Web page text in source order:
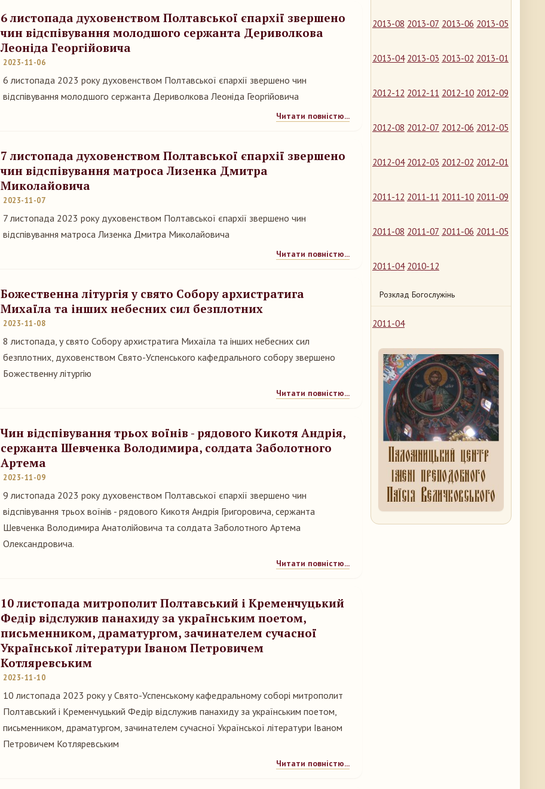
2013-08 2013-07 2013-06 2013-05
2013-04 2013-03 2013-02 2013-01
2012-12 2012-11 2012-10 2012-09
2012-08 2012-07 2012-06 2012-05
2012-04 2012-03 2012-02 2012-01
2011-12 2011-11 2011-10 2011-09
2011-08 2011-07 2011-06 2011-05
2011-04 2010-12
Розклад Богослужінь
2011-04
6 листопада духовенством Полтавської єпархії звершено
чин відспівування молодшого сержанта Дериволкова
Леоніда Георгійовича
2023-11-06
6 листопада 2023 року духовенством Полтавської єпархії звершено чин
відспівування молодшого сержанта Дериволкова Леоніда Георгійовича
Читати повністю...
7 листопада духовенством Полтавської єпархії звершено
чин відспівування матроса Лизенка Дмитра
Миколайовича
2023-11-07
7 листопада 2023 року духовенством Полтавської єпархії звершено чин
відспівування матроса Лизенка Дмитра Миколайовича
Читати повністю...
Божественна літургія у свято Собору архистратига
Михаїла та інших небесних сил безплотних
2023-11-08
8 листопада, у свято Собору архистратига Михаїла та інших небесних сил
безплотних, духовенством Свято-Успенського кафедрального собору звершено
Божественну літургію
Читати повністю...
Чин відспівування трьох воїнів - рядового Кикотя Андрія,
сержанта Шевченка Володимира, солдата Заболотного
Артема
2023-11-09
9 листопада 2023 року духовенством Полтавської єпархії звершено чин
відспівування трьох воїнів - рядового Кикотя Андрія Григоровича, сержанта
Шевченка Володимира Анатолійовича та солдата Заболотного Артема
Олександровича.
Читати повністю...
10 листопада митрополит Полтавський і Кременчуцький
Федір відслужив панахиду за українським поетом,
письменником, драматургом, зачинателем сучасної
Української літератури Іваном Петровичем
Котляревським
2023-11-10
10 листопада 2023 року у Свято-Успенському кафедральному соборі митрополит
Полтавський і Кременчуцький Федір відслужив панахиду за українським поетом,
письменником, драматургом, зачинателем сучасної Української літератури Іваном
Петровичем Котляревським
Читати повністю...